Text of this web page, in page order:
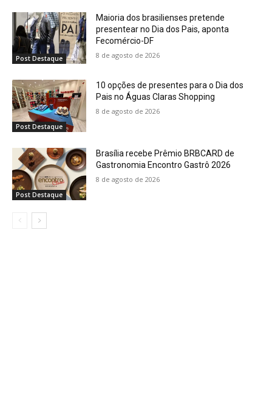
Post Destaque
Maioria dos brasilienses pretende
presentear no Dia dos Pais, aponta
Fecomércio-DF
8 de agosto de 2026
Post Destaque
10 opções de presentes para o Dia dos
Pais no Águas Claras Shopping
8 de agosto de 2026
Post Destaque
Brasília recebe Prêmio BRBCARD de
Gastronomia Encontro Gastrô 2026
8 de agosto de 2026